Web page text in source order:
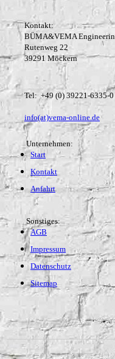
Kontakt:
BÜMA&VEMA
Rutenweg 22
39291 Möckern
Tel: +49 (0) 39221-6335-0
info(at)vema-online.de
Unternehmen:
Start
Kontakt
Anfahrt
Sonstiges:
AGB
Impressum
Datenschutz
Sitemap